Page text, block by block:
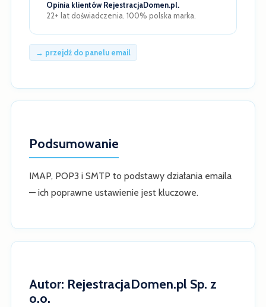
Opinia klientów RejestracjaDomen.pl.
22+ lat doświadczenia. 100% polska marka.
→ przejdź do panelu email
Podsumowanie
IMAP, POP3 i SMTP to podstawy działania emaila
— ich poprawne ustawienie jest kluczowe.
Autor: RejestracjaDomen.pl Sp. z
o.o.